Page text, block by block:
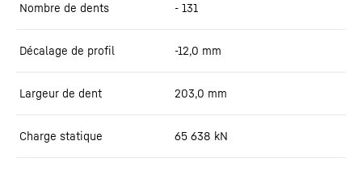
Nombre de dents - 131
Décalage de profil -12,0 mm
Largeur de dent 203,0 mm
Charge statique 65 638 kN